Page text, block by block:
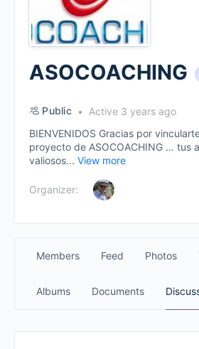
ASOCOACHING
Public
Active 3 years ago
BIENVENIDOS Gracias por
proyecto de ASOCOACHING … tus
valiosos... View more
Organizer:
Members Feed Photos
Albums Documents